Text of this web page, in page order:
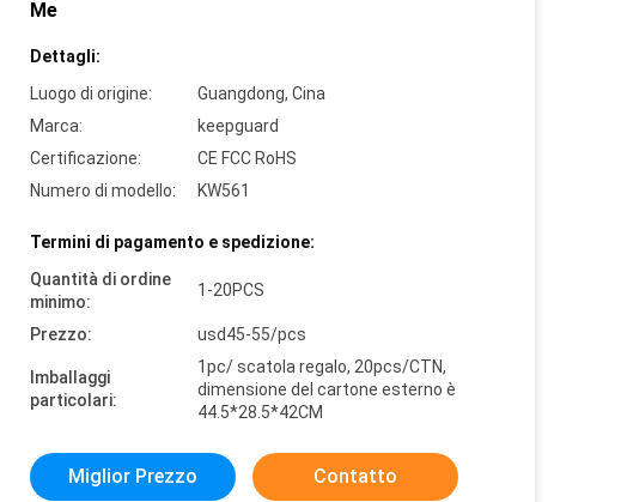
Me
Dettagli:
Luogo di origine:
Guangdong, Cina
Marca:
keepguard
Certificazione:
CE FCC RoHS
Numero di modello:
KW561
Termini di pagamento e spedizione:
Quantità di ordine
minimo:
1-20PCS
Prezzo: usd45-55/pcs
Imballaggi
particolari:
1pc/ scatola regalo, 20pcs/CTN,
dimensione del cartone esterno è
44.5*28.5*42CM
Miglior Prezzo Contatto